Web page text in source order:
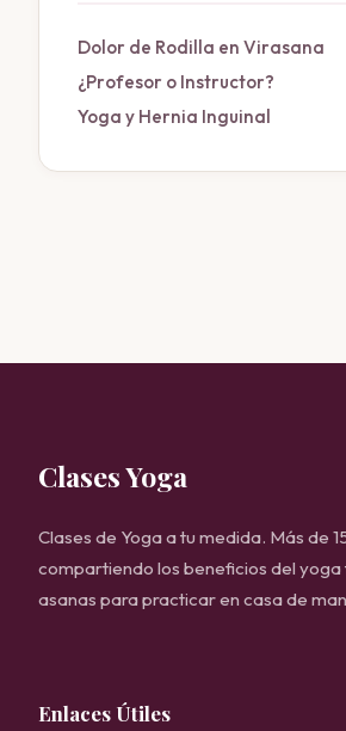
Dolor de Rodilla en Virasana
¿Profesor o Instructor?
Yoga y Hernia Inguinal
Clases Yoga
Clases de Yoga a tu medida. Más de
compartiendo los beneficios del
asanas para practicar en casa de
Enlaces Útiles